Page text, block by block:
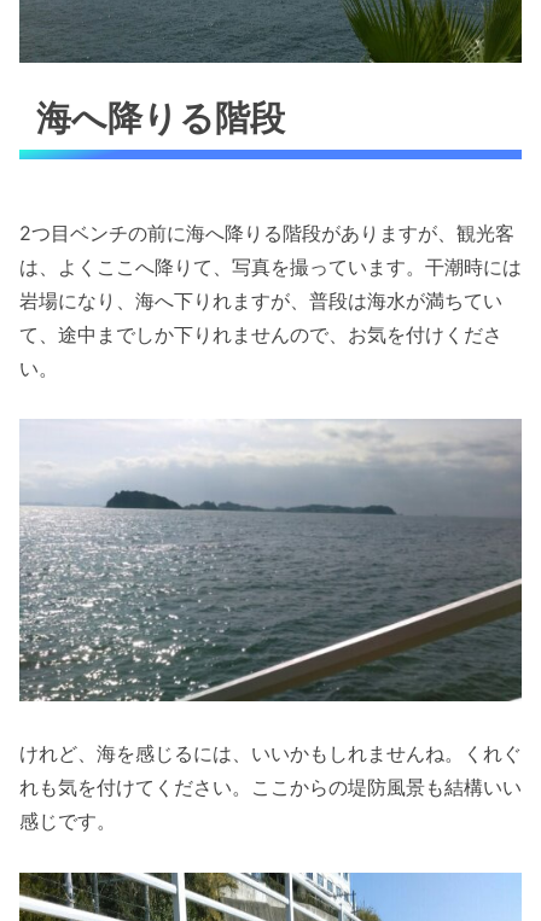
海へ降りる階段
2つ目ベンチの前に海へ降りる階段がありますが、観光客
は、よくここへ降りて、写真を撮っています。干潮時には
岩場になり、海へ下りれますが、普段は海水が満ちてい
て、途中までしか下りれませんので、お気を付けくださ
い。
けれど、海を感じるには、いいかもしれませんね。くれぐ
れも気を付けてください。ここからの堤防風景も結構いい
感じです。